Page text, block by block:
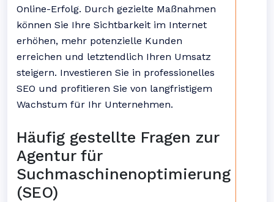
Online-Erfolg. Durch gezielte Maßnahmen
können Sie Ihre Sichtbarkeit im Internet
erhöhen, mehr potenzielle Kunden
erreichen und letztendlich Ihren Umsatz
steigern. Investieren Sie in professionelles
SEO und profitieren Sie von langfristigem
Wachstum für Ihr Unternehmen.
Häufig gestellte Fragen zur
Agentur für
Suchmaschinenoptimierung
(SEO)